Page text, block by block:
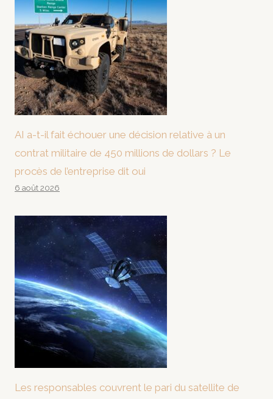
AI a-t-il fait échouer une décision relative à un
contrat militaire de 450 millions de dollars ? Le
procès de l’entreprise dit oui
6 août 2026
Les responsables couvrent le pari du satellite de